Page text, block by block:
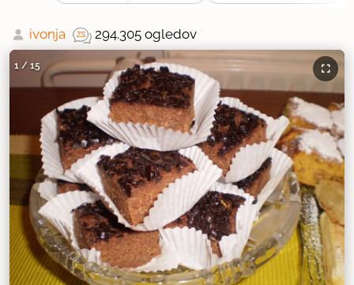
ivonja 294.305 ogledov
1 / 15